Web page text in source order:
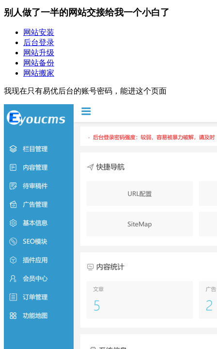
别人做了一半的网站交接给我一个小白了
网站安装
后台登录
网站升级
网站备份
网站搬家
我现在只有易优后台的账号密码，能进这个页面